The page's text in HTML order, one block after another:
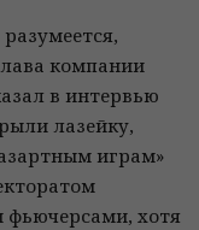
компании
в интервью
лазейку,
играм»
фьючерсами, хотя